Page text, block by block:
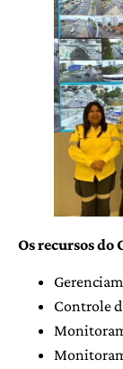
Os recursos do
Controle